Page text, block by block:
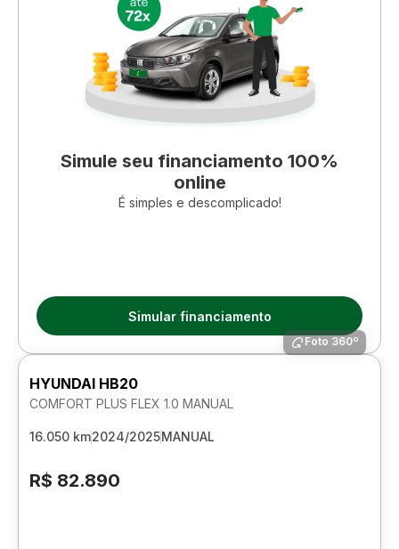
Simule seu financiamento 100%
online
É simples e descomplicado!
Simular financiamento
Foto 360º
HYUNDAI HB20
COMFORT PLUS FLEX 1.0 MANUAL
16.050 km2024/2025MANUAL
R$ 82.890